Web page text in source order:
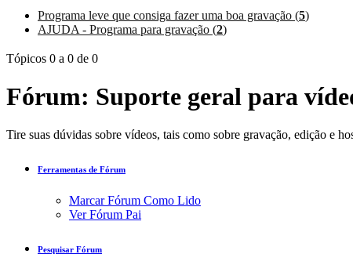
Programa leve que consiga fazer uma boa gravação (5)
AJUDA - Programa para gravação (2)
Tópicos 0 a 0 de 0
Fórum: Suporte geral para
Tire suas dúvidas sobre vídeos, tais como sobre gravação, edição e
Ferramentas de Fórum
Marcar Fórum Como Lido
Ver Fórum Pai
Pesquisar Fórum